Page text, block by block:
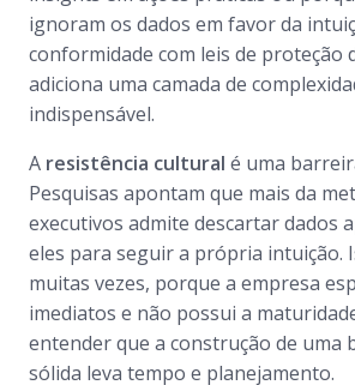
ignoram os dados em favor da
conformidade com leis de proteção
adiciona uma camada de
indispensável.
A resistência cultural é uma
Pesquisas apontam que mais da
executivos admite descartar dados
eles para seguir a própria intuição.
muitas vezes, porque a empresa
imediatos e não possui a
entender que a construção de uma
sólida leva tempo e planejamento.